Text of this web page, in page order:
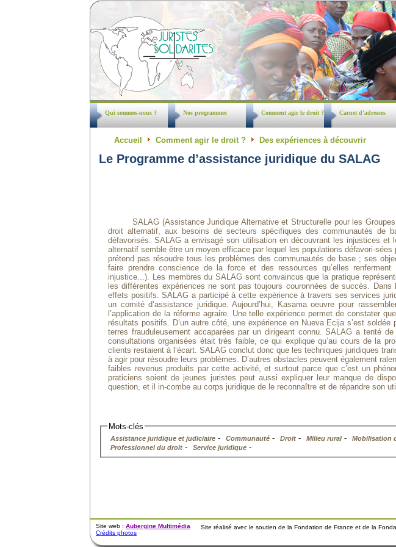
Qui sommes-nous ? Nos programmes Comment agir le droit ? Carnet d’adresses
Accueil Comment agir le droit ? Des expériences à découvrir
Le Programme d’assistance juridique du SALAG
SALAG (Assistance Juridique Alternative et Structurelle pour les
droit alternatif, aux besoins de secteurs spécifiques des communautés de
défavorisés. SALAG a envisagé son utilisation en découvrant les injustices
alternatif semble être un moyen efficace par lequel les populations défavori-
prétend pas résoudre tous les problèmes des communautés de base ; ses
faire prendre conscience de la force et des ressources qu’elles
injustice...). Les membres du SALAG sont convaincus que la pratique
les différentes expériences ne sont pas toujours couronnées de succès.
effets positifs. SALAG a participé à cette expérience à travers ses services
un comité d’assistance juridique. Aujourd’hui, Kasama oeuvre pour
l’application de la réforme agraire. Une telle expérience permet de constater
résultats positifs. D’un autre côté, une expérience en Nueva Ecija s’est
terres frauduleusement accaparées par un dirigeant connu. SALAG a tenté
consultations organisées était très faible, ce qui explique qu’au cours de la
clients restaient à l’écart. SALAG conclut donc que les techniques juridiques
à agir pour résoudre leurs problèmes. D’autres obstacles peuvent également
faibles revenus produits par cette activité, et surtout parce que c’est un
praticiens soient de jeunes juristes peut aussi expliquer leur manque de
question, et il in-combe au corps juridique de le reconnaître et de répandre son
Mots-clés
Assistance juridique et judiciaire- Communauté- Droit- Milieu rural- Mobilisation
Professionnel du droit- Service juridique-
Site web : Aubergine Multimédia
Crédits photos
Site réalisé avec le soutien de la Fondation de France et de la